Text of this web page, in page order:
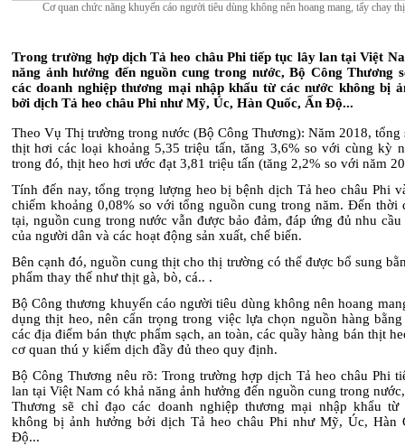
Cơ quan chức năng khuyến cáo người tiêu dùng không nên hoang mang, tẩy chay
Trong trường hợp dịch Tả heo châu Phi tiếp tục lây lan tại Việt
năng ảnh hưởng đến nguồn cung trong nước, Bộ Công Thương
các doanh nghiệp thương mại nhập khẩu từ các nước không bị
bởi dịch Tả heo châu Phi như Mỹ, Úc, Hàn Quốc, Ấn Độ...
Theo Vụ Thị trường trong nước (Bộ Công Thương): Năm 2018, tổng
thịt hơi các loại khoảng 5,35 triệu tấn, tăng 3,6% so với cùng kỳ
trong đó, thịt heo hơi ước đạt 3,81 triệu tấn (tăng 2,2% so với năm
Tính đến nay, tổng trọng lượng heo bị bệnh dịch Tả heo châu Phi
chiếm khoảng 0,08% so với tổng nguồn cung trong năm. Đến thời
tại, nguồn cung trong nước vẫn được bảo đảm, đáp ứng đủ nhu
của người dân và các hoạt động sản xuất, chế biến.
Bên cạnh đó, nguồn cung thịt cho thị trường có thể được bổ sung
phẩm thay thế như thịt gà, bò, cá.. .
Bộ Công thương khuyến cáo người tiêu dùng không nên hoang
dụng thịt heo, nên cẩn trọng trong việc lựa chọn nguồn hàng bằng
các địa điểm bán thực phẩm sạch, an toàn, các quầy hàng bán thịt
cơ quan thú y kiểm dịch đầy đủ theo quy định.
Bộ Công Thương nêu rõ: Trong trường hợp dịch Tả heo châu Phi
lan tại Việt Nam có khả năng ảnh hưởng đến nguồn cung trong
Thương sẽ chỉ đạo các doanh nghiệp thương mại nhập khẩu từ
không bị ảnh hưởng bởi dịch Tả heo châu Phi như Mỹ, Úc, Hàn
Độ...